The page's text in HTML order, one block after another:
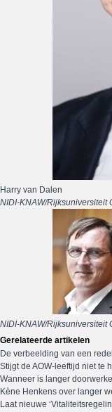
Harry van Dalen
NIDI-KNAW/Rijksuniversiteit
NIDI-KNAW/Rijksuniversiteit
Gerelateerde artikelen
De verbeelding van een
Stijgt de AOW-leeftijd niet te
Wanneer is langer
Kène Henkens over langer
Laat nieuwe